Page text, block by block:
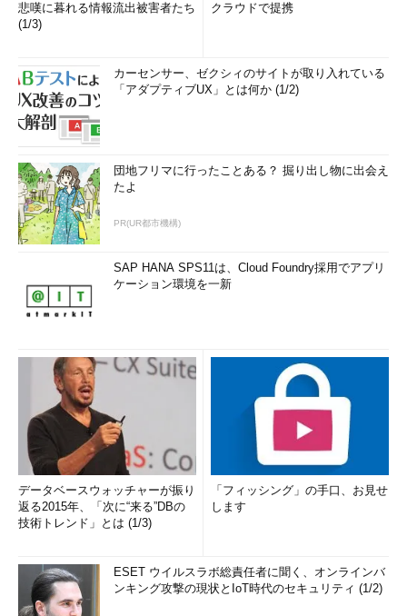
悲嘆に暮れる情報流出被害者たち
(1/3)
クラウドで提携
カーセンサー、ゼクシィのサイトが取り入れている
「アダプティブUX」とは何か (1/2)
団地フリマに行ったことある？ 掘り出し物に出会え
たよ
PR(UR都市機構)
SAP HANA SPS11は、Cloud Foundry採用でアプリ
ケーション環境を一新
データベースウォッチャーが振り
返る2015年、「次に“来る”DBの
技術トレンド」とは (1/3)
「フィッシング」の手口、お見せ
します
ESET ウイルスラボ総責任者に聞く、オンラインバ
ンキング攻撃の現状とIoT時代のセキュリティ (1/2)